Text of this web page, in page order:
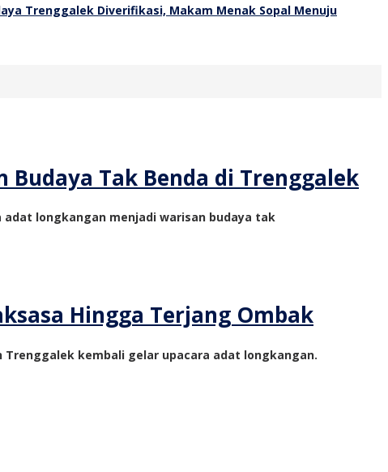
Trenggalek Diverifikasi, Makam Menak Sopal Menuju
Tak Benda di Trenggalek
adat longkangan menjadi warisan budaya tak
Hingga Terjang Ombak
Trenggalek kembali gelar upacara adat longkangan.